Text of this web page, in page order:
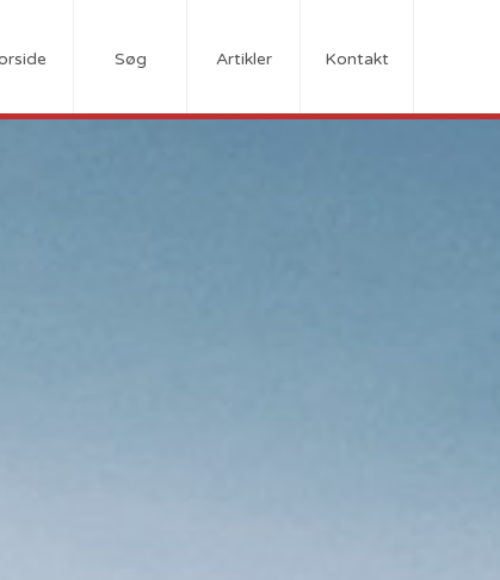
Søg Artikler Kontakt